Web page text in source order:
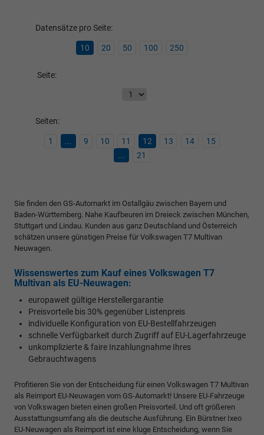
Datensätze pro Seite:
10 20 50 100 250
Seite:
Seiten:
1 ... 9 10 11 12 13 14
15
...
21
Sie finden den GS-Automarkt im Ostallgäu zwischen Bayern und
Baden-Württemberg. Nahe Kaufbeuren im Dreieck zwischen München,
Stuttgart und Lindau. Kunden aus ganz Deutschland und Österreich
schätzen unsere günstigen Preise für Volkswagen T7 Multivan
Neuwagen.
Wissenswertes zum Kauf eines Volkswagen T7
Multivan als EU-Neuwagen:
europaweit gültige Herstellergarantie
Preisvorteile bis 30% gegenüber Listenpreis
individuelle Konfiguration von EU-Bestellfahrzeugen
schnelle Verfügbarkeit durch Zugriff auf EU-Lagerfahrzeuge
unkomplizierte & faire Inzahlungnahme Ihres
Gebrauchtwagens
Profitieren Sie von der Entscheidung für einen Volkswagen T7 Multivan
als Reimport EU-Neuwagen vom GS-Automarkt! Unsere EU-Fahrzeuge
von Volkswagen bieten einen großen Preisvorteil. Und oft größeren
Ausstattungsumfang als die deutsche Ausführung. Ein Bürstner Ixeo
EU-Neuwagen als Reimport ist eine kluge Entscheidung, wenn Sie